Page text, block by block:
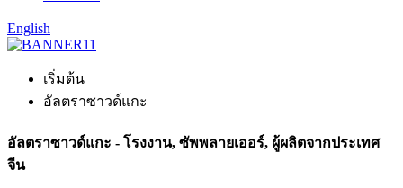
English
เริ่มต้น
อัลตราซาวด์แกะ
อัลตราซาวด์แกะ - โรงงาน, ซัพพลายเออร์, ผู้ผลิตจากประเทศ
จีน